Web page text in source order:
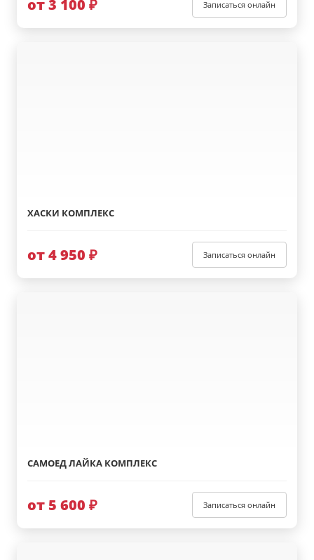
от 3 100 ₽ Записаться онлайн
ХАСКИ КОМПЛЕКС
от 4 950 ₽ Записаться онлайн
САМОЕД ЛАЙКА КОМПЛЕКС
от 5 600 ₽ Записаться онлайн